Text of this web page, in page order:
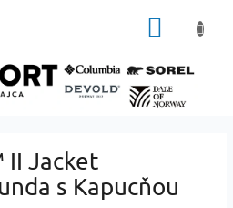
Jacket
s Kapucňou